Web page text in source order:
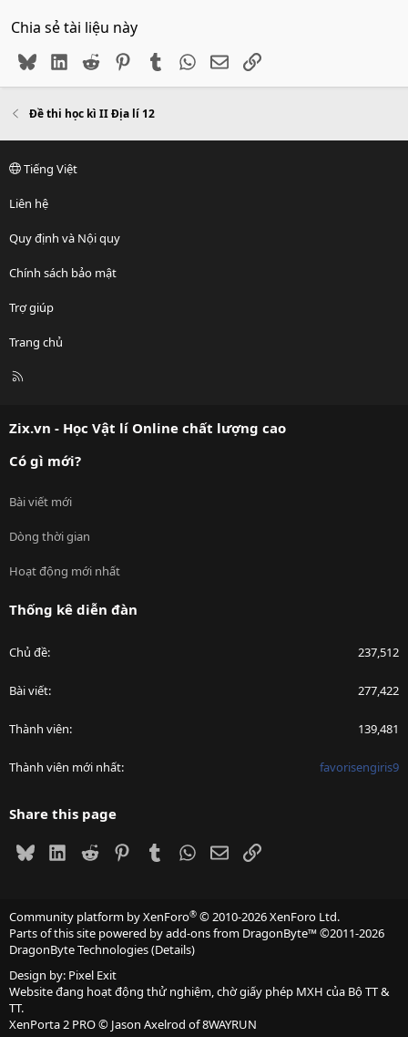
Chia sẻ tài liệu này
BlueskyLinkedIn
Reddit PinterestTumblr WhatsApp
EmailLink
Đề thi học kì II Địa lí 12
Tiếng Việt
Liên hệ
Quy định và Nội quy
Chính sách bảo mật
Trợ giúp
Trang chủ
R
Zix.vn - Học Vật lí Online chất lượng cao
Có gì mới?
Bài viết mới
Dòng thời gian
Hoạt động mới nhất
Thống kê diễn đàn
Chủ đề 237,512
Bài viết 277,422
Thành viên 139,481
Thành viên mới nhất favorisengiris9
Share this page
BlueskyLinkedIn
Reddit PinterestTumblrWhatsApp
EmailLink
Community platform by XenForo® © 2010-2026 XenForo Ltd.
Parts of this site powered byadd-ons from DragonByte™©2011-2026
DragonByte Technologies(Details)
Design by: Pixel Exit
Website đang hoạt động thử nghiệm, chờ giấy phép MXH của Bộ TT &
TT.
XenPorta 2 PRO© Jason Axelrod of8WAYRUN